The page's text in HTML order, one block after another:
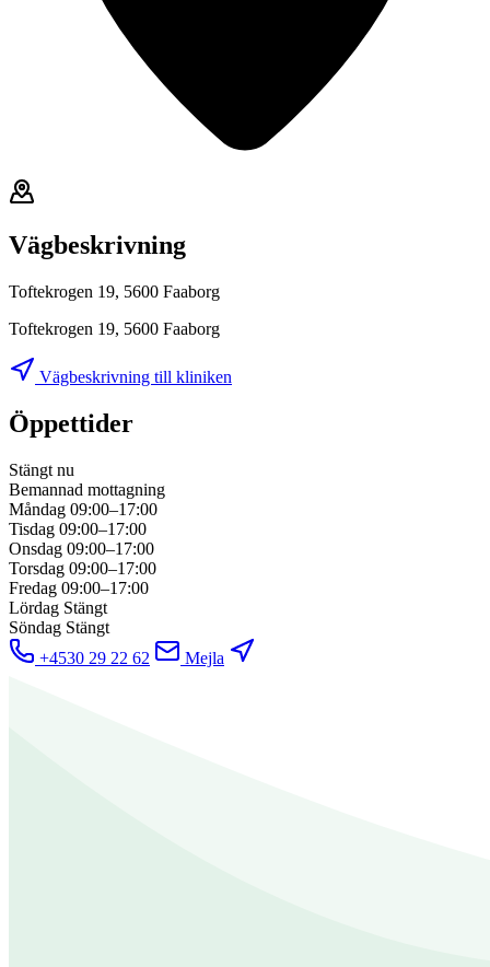
Vägbeskrivning
Toftekrogen 19, 5600 Faaborg
Toftekrogen 19, 5600 Faaborg
Vägbeskrivning till kliniken
Öppettider
Stängt nu
Bemannad mottagning
Måndag 09:00–17:00
Tisdag 09:00–17:00
Onsdag 09:00–17:00
Torsdag 09:00–17:00
Fredag 09:00–17:00
Lördag Stängt
Söndag Stängt
+4530 29 22 62
Mejla